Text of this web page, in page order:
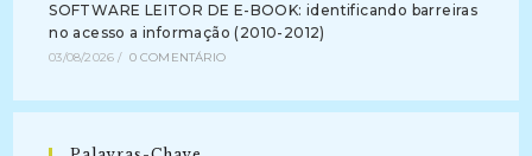
SOFTWARE LEITOR DE E-BOOK: identificando barreiras
no acesso a informação (2010-2012)
03/08/2026 / 0 COMENTÁRIO